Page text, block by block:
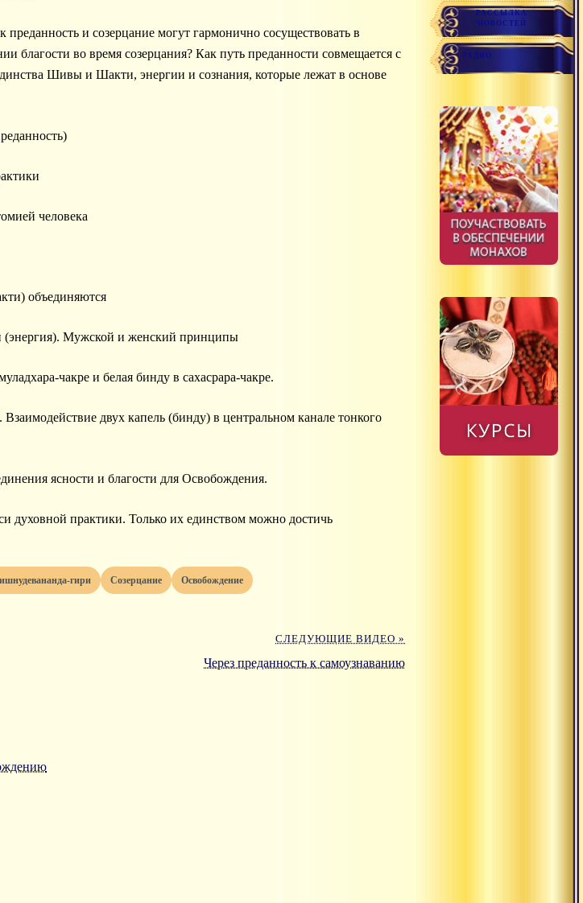
и созерцание могут гармонично сосуществовать в
благости во время созерцания? Как путь преданности совмещается с
Шивы и Шакти, энергии и сознания, которые лежат в основе
человека
объединяются
Мужской и женский принципы
чакре и белая бинду в сахасрара-чакре.
двух капель (бинду) в центральном канале тонкого
ясности и благости для Освобождения.
духовной практики. Только их единством можно достичь
гири созерцание освобождение
СЛЕДУЮЩИЕ ВИДЕО »
Через преданность к самоузнаванию
РАССЫЛКА
НОВОСТЕЙ
РАДИО